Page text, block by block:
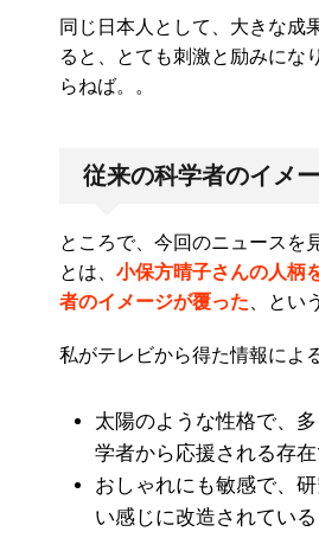
同じ日本人として、大きな成
ると、とても刺激と励みにな
らねば。。
従来の科学者のイメ
ところで、今回のニュースを
とは、 小保方晴子さんの人柄
者のイメージが覆った 、とい
私がテレビから得た情報によ
太陽のような性格で、
学者から応援される存
おしゃれにも敏感で、
い感じに改造されている